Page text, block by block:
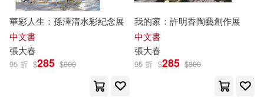
華彩人生：孫澤清水彩紀念展
中文書
張大春
95 折 $285 $300
我的家：許明香陶藝創作展
中文書
張大春
95 折 $285 $300